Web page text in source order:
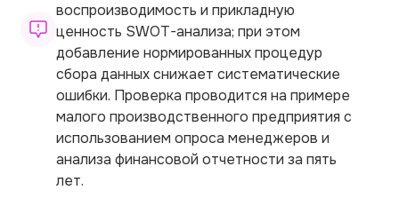
воспроизводимость и прикладную
ценность SWOT-анализа; при этом
добавление нормированных процедур
сбора данных снижает систематические
ошибки. Проверка проводится на примере
малого производственного предприятия с
использованием опроса менеджеров и
анализа финансовой отчетности за пять
лет.